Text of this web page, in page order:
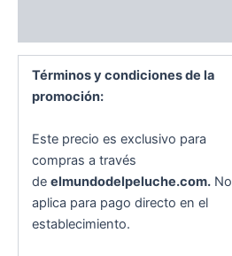
Términos y condiciones de la
promoción:
Este precio es exclusivo para
compras a través
de elmundodelpeluche.com.No
aplica para pago directo en el
establecimiento.